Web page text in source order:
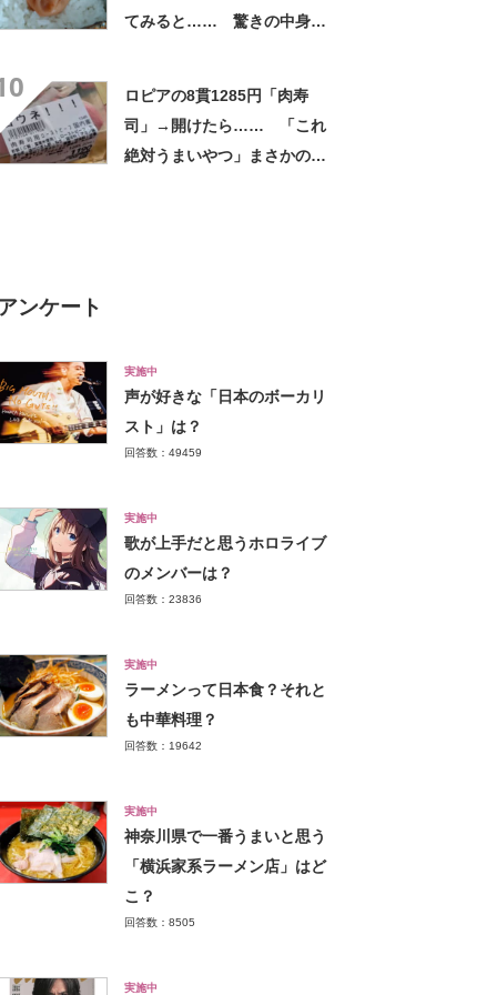
てみると…… 驚きの中身に
ロピアの8貫1285円「肉寿
司」→開けたら…… 「これ
絶対うまいやつ」まさかの中
ンケート
実施中
声が好きな「日本のボーカリ
スト」は？
回答数：49459
実施中
歌が上手だと思うホロライブ
のメンバーは？
回答数：23836
実施中
ラーメンって日本食？それと
も中華料理？
回答数：19642
実施中
神奈川県で一番うまいと思う
「横浜家系ラーメン店」はど
こ？
回答数：8505
実施中